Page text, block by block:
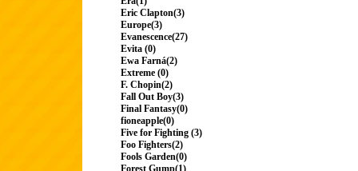
Eric Clapton(3)
Europe(3)
Evanescence(27)
Evita (0)
Ewa Farná(2)
Extreme (0)
F. Chopin(2)
Fall Out Boy(3)
Final Fantasy(0)
fioneapple(0)
Five for Fighting (3)
Foo Fighters(2)
Fools Garden(0)
Forest Gump(1)